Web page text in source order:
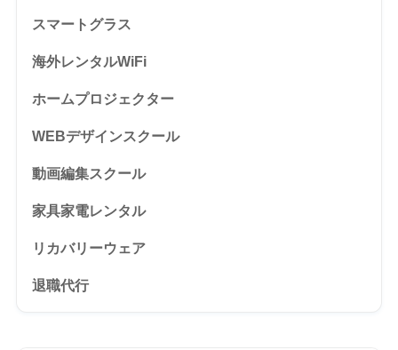
スマートグラス
海外レンタルWiFi
ホームプロジェクター
WEBデザインスクール
動画編集スクール
家具家電レンタル
リカバリーウェア
退職代行